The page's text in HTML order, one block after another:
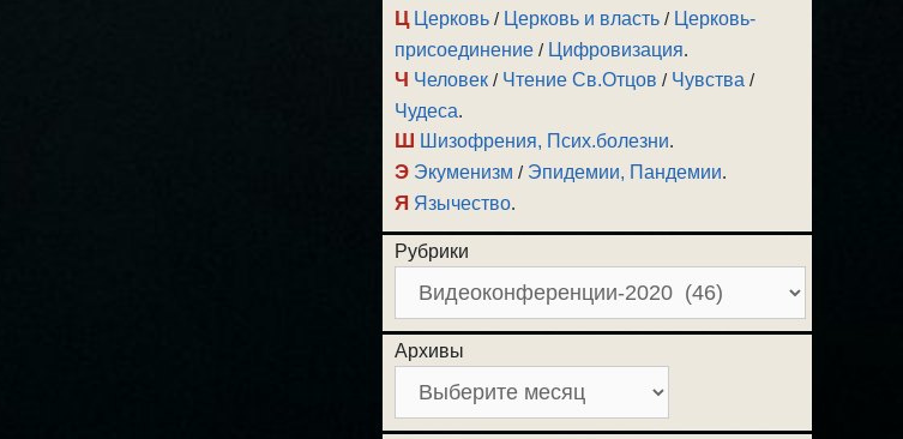
Ц Церковь / Церковь и власть / Церковь-
присоединение / Цифровизация.
Ч Человек / Чтение Св.Отцов / Чувства /
Чудеса.
Ш Шизофрения, Псих.болезни.
Э Экуменизм / Эпидемии, Пандемии.
Я Язычество.
Рубрики
Архивы